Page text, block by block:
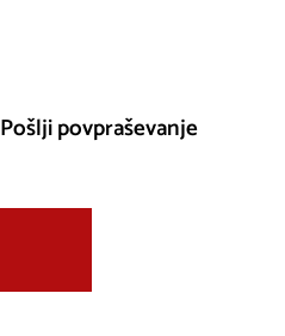
Pošlji povpraševanje